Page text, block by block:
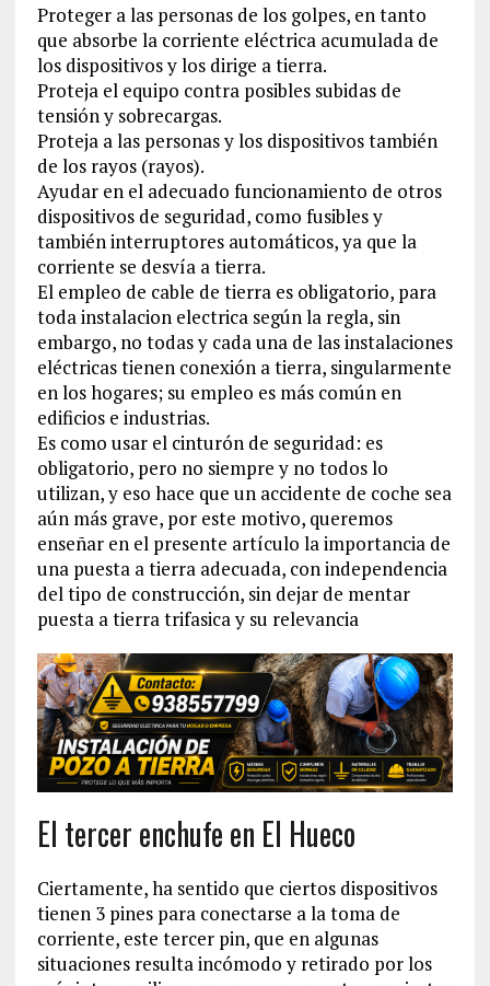
Proteger a las personas de los golpes, en tanto
que absorbe la corriente eléctrica acumulada de
los dispositivos y los dirige a tierra.
Proteja el equipo contra posibles subidas de
tensión y sobrecargas.
Proteja a las personas y los dispositivos también
de los rayos (rayos).
Ayudar en el adecuado funcionamiento de otros
dispositivos de seguridad, como fusibles y
también interruptores automáticos, ya que la
corriente se desvía a tierra.
El empleo de cable de tierra es obligatorio, para
toda instalacion electrica según la regla, sin
embargo, no todas y cada una de las instalaciones
eléctricas tienen conexión a tierra, singularmente
en los hogares; su empleo es más común en
edificios e industrias.
Es como usar el cinturón de seguridad: es
obligatorio, pero no siempre y no todos lo
utilizan, y eso hace que un accidente de coche sea
aún más grave, por este motivo, queremos
enseñar en el presente artículo la importancia de
una puesta a tierra adecuada, con independencia
del tipo de construcción, sin dejar de mentar
puesta a tierra trifasica y su relevancia
El tercer enchufe en El Hueco
Ciertamente, ha sentido que ciertos dispositivos
tienen 3 pines para conectarse a la toma de
corriente, este tercer pin, que en algunas
situaciones resulta incómodo y retirado por los